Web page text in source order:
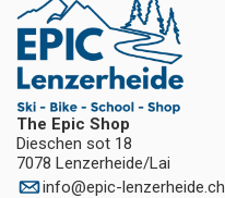
The Epic Shop
Dieschen sot 18
7078 Lenzerheide/Lai
info@epic-lenzerheide.ch